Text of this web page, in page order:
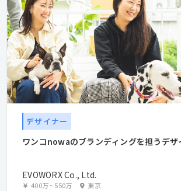
デザイナー
ワンコnowaのブランディングを担うデザ
EVOWORX Co., Ltd.
400万~550万 東京